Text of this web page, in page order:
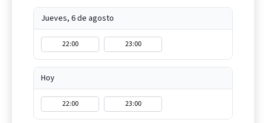
Jueves, 6 de agosto
22:00 23:00
Hoy
22:00 23:00